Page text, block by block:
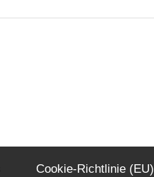
Cookie-Richtlinie (EU)